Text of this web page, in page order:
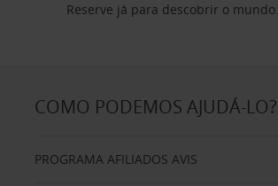
Reserve já para descobrir o mundo.
COMO PODEMOS AJUDÁ-LO?
PROGRAMA AFILIADOS AVIS